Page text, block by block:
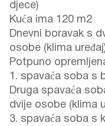
djece)
Kuća ima 120 m2
Dnevni boravak s
osobe (klima
Potpuno
1. spavaća soba s
Druga spavaća
dvije osobe (klima
3. spavaća soba s